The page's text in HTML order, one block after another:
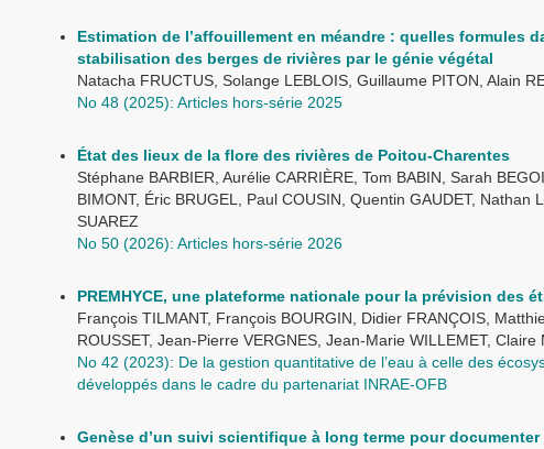
Estimation de l’affouillement en méandre : quelles formules
stabilisation des berges de rivières par le génie végétal
Natacha FRUCTUS, Solange LEBLOIS, Guillaume PITON, Alain
No 48 (2025): Articles hors-série 2025
État des lieux de la flore des rivières de Poitou-Charentes
Stéphane BARBIER, Aurélie CARRIÈRE, Tom BABIN, Sarah
BIMONT, Éric BRUGEL, Paul COUSIN, Quentin GAUDET, Nathan
SUAREZ
No 50 (2026): Articles hors-série 2026
PREMHYCE, une plateforme nationale pour la prévision des
François TILMANT, François BOURGIN, Didier FRANÇOIS,
ROUSSET, Jean-Pierre VERGNES, Jean-Marie WILLEMET, Claire
No 42 (2023): De la gestion quantitative de l’eau à celle des
développés dans le cadre du partenariat INRAE-OFB
Genèse d’un suivi scientifique à long terme pour